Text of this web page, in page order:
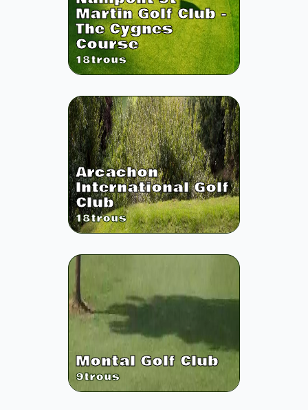
Martin Golf Club -
The Cygnes
Course
18trous
Arcachon
International Golf
Club
18trous
Montal Golf Club
9trous